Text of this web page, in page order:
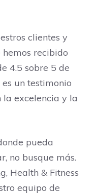
clientes y
recibido
4.5 sobre 5 de
es un testimonio
la excelencia y la
pueda
no busque más.
Health & Fitness
equipo de